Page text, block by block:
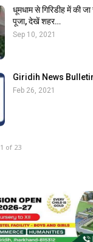
धूमधाम से गिरिडीह में की जा
पूजा, देखें शहर…
Sep 10, 2021
Giridih News
Feb 26, 2021
1 of 23